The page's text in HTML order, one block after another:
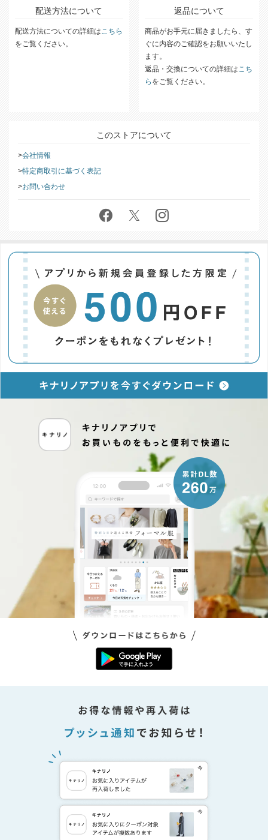
配送方法について
配送方法についての詳細は こちら
をご覧ください。
返品について
商品がお手元に届きましたら、す
ぐに内容のご確認をお願いいたし
ます。
返品・交換についての詳細は こち
ら をご覧ください。
このストアについて
会社情報
特定商取引に基づく表記
お問い合わせ